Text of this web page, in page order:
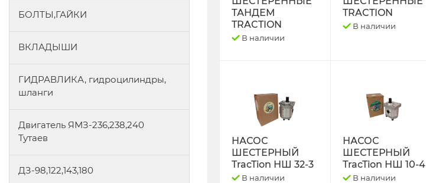
БОЛТЫ,ГАЙКИ
ВКЛАДЫШИ
ГИДРАВЛИКА, гидроцилиндры,
шланги
Двигатель ЯМЗ-236,238,240
Тутаев
ДЗ-98,122,143,180
ТАНДЕМ
TRACTION
В наличии
TRACTION
В наличии
НАСОС
ШЕСТЕРНЫЙ
TracTion НШ 32-3
В наличии
НАСОС
ШЕСТЕРНЫЙ
TracTion НШ 10-4
В наличии